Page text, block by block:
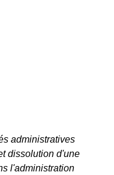
administratives
dissolution d'une
l'administration